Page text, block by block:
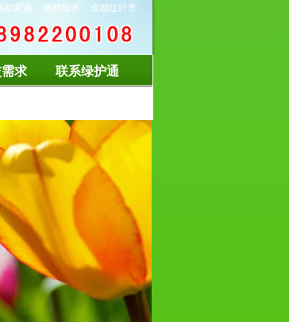
紫薇，成都苗木，成都红叶李
求 联系绿护通